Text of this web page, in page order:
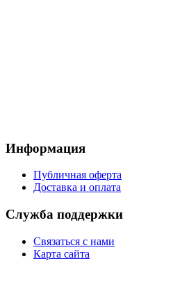
Информация
Публичная оферта
Доставка и оплата
Служба поддержки
Связаться с нами
Карта сайта